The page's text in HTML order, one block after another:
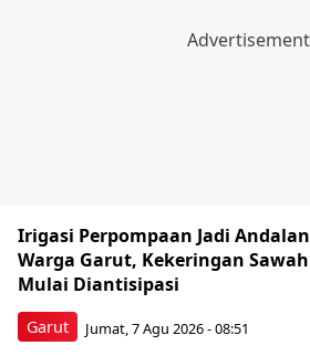
Garut
Irigasi Perpompaan Jadi Andalan
Warga Garut, Kekeringan Sawah
Mulai Diantisipasi
Jumat, 7 Agu 2026 - 08:51